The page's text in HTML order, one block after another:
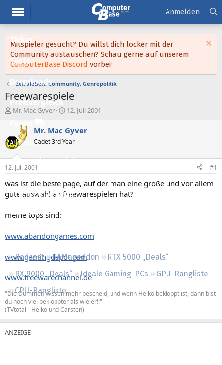
Ticker
Tests
Downloads
Preisvergleich
Forum
Aktuelles
Empfohlene Inhalte
Neueste Aktivitäten
Leserartikel
Podcast RAMageddon
RTX 5000 „Deals“
RX 9000 „Deals“
Ideale Gaming-PCs
GPU-Rangliste
CPU-Rangliste
Anmelden
Mitspieler gesucht? Du willst dich locker mit der
Community austauschen? Schau gerne auf unserem
ComputerBase Discord vorbei!
Extraleben, Community, Genrepolitik
Freewarespiele
E
r
t
e
e
r
Mr. Mac Gyver
E
s
e
t
a
m
12. Juli 2001
Mr. Mac Gyver
Cadet 3rd Year
12. Juli 2001 #1
was ist die beste page, auf der man eine große und vor allem
gute auswahl an freewarespielen hat?
meine tops sind:
www.abandongames.com
www.gamingdepot.com
www.freewarechannel.de
"Die Dummen wissen mehr bescheid, und wenn Heiko bekloppt ist, dann bist
du noch viel bekloppter als wie er!!"
(TVtotal - Heiko und Carsten)